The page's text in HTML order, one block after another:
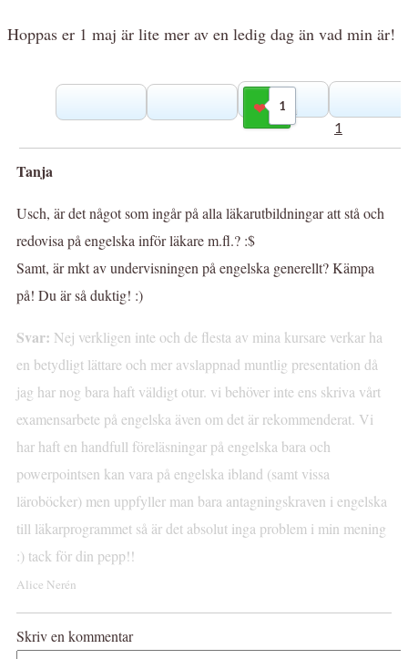
Hoppas er 1 maj är lite mer av en ledig dag än vad min är!
1
Gilla
1
Tanja
Usch, är det något som ingår på alla läkarutbildningar att stå och
redovisa på engelska inför läkare m.fl.? :$
Samt, är mkt av undervisningen på engelska generellt? Kämpa
på! Du är så duktig! :)
Svar: Nej verkligen inte och de flesta av mina kursare verkar ha
en betydligt lättare och mer avslappnad muntlig presentation då
jag har nog bara haft väldigt otur. vi behöver inte ens skriva vårt
examensarbete på engelska även om det är rekommenderat. Vi
har haft en handfull föreläsningar på engelska bara och
powerpointsen kan vara på engelska ibland (samt vissa
läroböcker) men uppfyller man bara antagningskraven i engelska
till läkarprogrammet så är det absolut inga problem i min mening
:) tack för din pepp!!
Alice Nerén
Skriv en kommentar